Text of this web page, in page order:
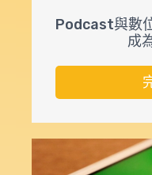
Podcast與數
成